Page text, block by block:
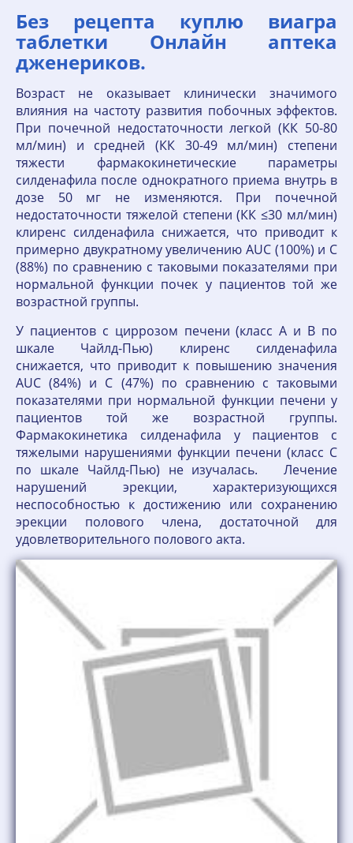
Без рецепта куплю виагра
таблетки Онлайн аптека
дженериков.
Возраст не оказывает клинически значимого
влияния на частоту развития побочных эффектов.
При почечной недостаточности легкой (КК 50-80
мл/мин) и средней (КК 30-49 мл/мин) степени
тяжести фармакокинетические параметры
силденафила после однократного приема внутрь в
дозе 50 мг не изменяются. При почечной
недостаточности тяжелой степени (КК ≤30 мл/мин)
клиренс силденафила снижается, что приводит к
примерно двукратному увеличению AUC (100%) и C
(88%) по сравнению с таковыми показателями при
нормальной функции почек у пациентов той же
возрастной группы.
У пациентов с циррозом печени (класс А и В по
шкале Чайлд-Пью) клиренс силденафила
снижается, что приводит к повышению значения
AUC (84%) и C (47%) по сравнению с таковыми
показателями при нормальной функции печени у
пациентов той же возрастной группы.
Фармакокинетика силденафила у пациентов с
тяжелыми нарушениями функции печени (класс С
по шкале Чайлд-Пью) не изучалась. Лечение
нарушений эрекции, характеризующихся
неспособностью к достижению или сохранению
эрекции полового члена, достаточной для
удовлетворительного полового акта.